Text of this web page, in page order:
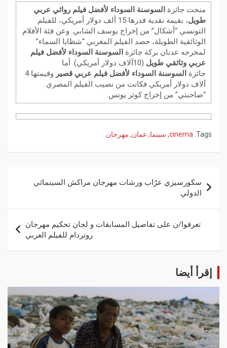
منحت جائزة السوسنة السوداء لأفضل فيلم روائي عربي
طويل
، بقيمة نقدية قدرها 15 ألف دولار أمريكي، للفيلم
التونسي “أشكال” من إخراج يوسف الشابي. وعن فئة الأفلام
الوثائقية الطويلة، حصد الفيلم المغربي “شظايا السماء”
لمخرجه عدنان بركة جائزة السوسنة السوداء لأفضل فيلم
عربي وثائقي طويل
(10آلاف دولار أمريكي). أما
جائزة السوسنة السوداء لأفضل فيلم عربي قصير
وقيمتها 4
آلاف دولار أمريكي فكانت من نصيب الفيلم المصري
“صاحبتي” من إخراج كوثر يونس.
Tags:
cinema
, سينما, عمان, مهرجان
سكورسيزي عرّاب ورشات مهرجان مراكش السينمائي
الدولي
تعرفوا/ن على تفاصيل المسابقات و لجان تحكيم مهرجان
روتردام للفيلم العربي
إقرأ أيضا